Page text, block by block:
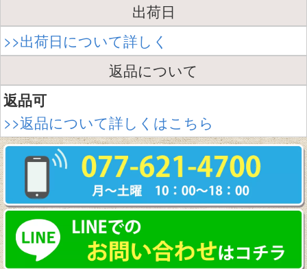
出荷日
>>出荷日について詳しく
返品について
返品可
>>返品について詳しくはこちら